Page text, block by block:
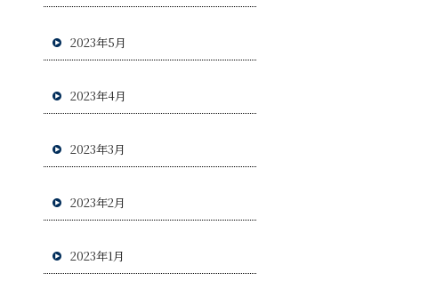
2023年5月
2023年4月
2023年3月
2023年2月
2023年1月